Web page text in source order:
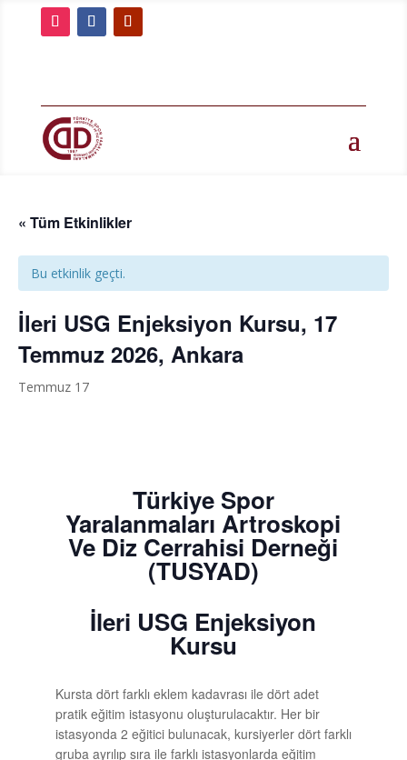
« Tüm Etkinlikler
Bu etkinlik geçti.
İleri USG Enjeksiyon Kursu, 17
Temmuz 2026, Ankara
Temmuz 17
Türkiye Spor
Yaralanmaları Artroskopi
Ve Diz Cerrahisi Derneği
(TUSYAD)
İleri USG Enjeksiyon
Kursu
Kursta dört farklı eklem kadavrası ile dört adet
pratik eğitim istasyonu oluşturulacaktır. Her bir
istasyonda 2 eğitici bulunacak, kursiyerler dört farklı
gruba ayrılıp sıra ile farklı istasyonlarda eğitim